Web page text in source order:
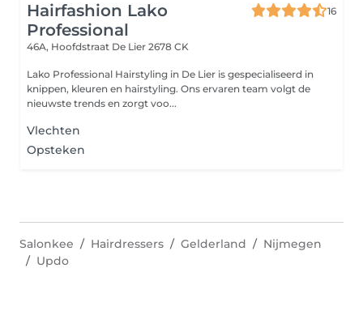
Hairfashion Lako
Professional
16
46A, Hoofdstraat De Lier 2678 CK
Lako Professional Hairstyling in De Lier is gespecialiseerd in
knippen, kleuren en hairstyling. Ons ervaren team volgt de
nieuwste trends en zorgt voo...
Vlechten
Opsteken
Salonkee Hairdressers Gelderland
Nijmegen
Updo